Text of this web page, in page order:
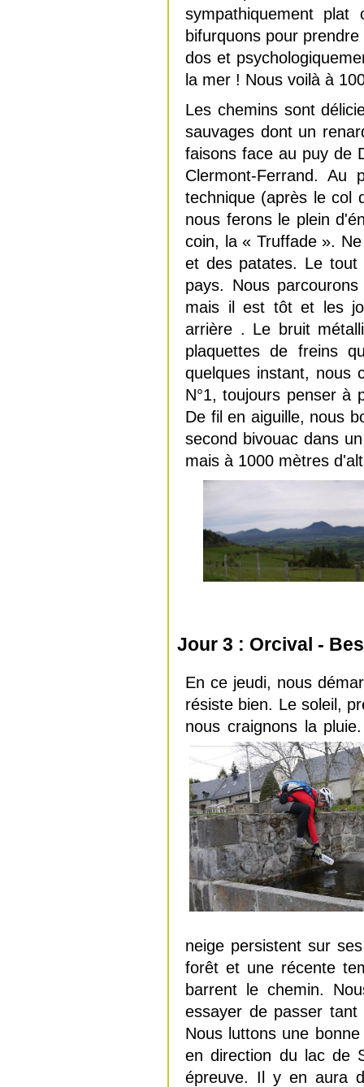
sympathiquement
bifurquons pour
dos et
la mer ! Nous voilà à
Les chemins sont
sauvages dont un
faisons face au puy de
Clermont-Ferrand.
technique (après le col
nous ferons le plein
coin, la « Truffade ».
et des patates. Le tout
pays. Nous
mais il est tôt et les
arrière . Le bruit
plaquettes de freins
quelques instant, nous
N°1, toujours penser à
De fil en aiguille, nous
second bivouac dans
mais à 1000 mètres
Jour 3 : Orcival -
En ce jeudi, nous
résiste bien. Le soleil,
nous craignons la
neige persistent sur
forêt et une récente
barrent le chemin.
essayer de passer
Nous luttons une
en direction du lac de
épreuve. Il y en aura